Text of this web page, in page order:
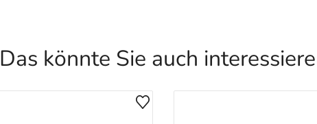
Das könnte Sie auch